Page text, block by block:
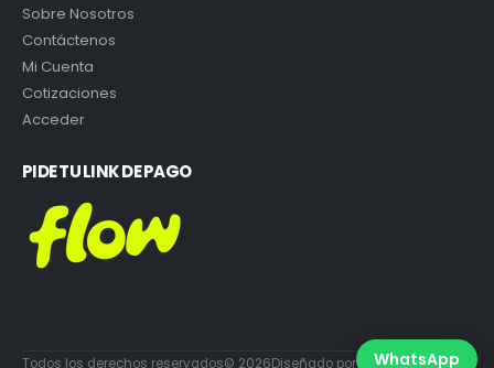
Sobre Nosotros
Contáctenos
Mi Cuenta
Cotizaciones
Acceder
PIDE TU LINK DE PAGO
Todos los derechos reservados© 2026Diseñado por DiabloEstudio.cl
WhatsApp